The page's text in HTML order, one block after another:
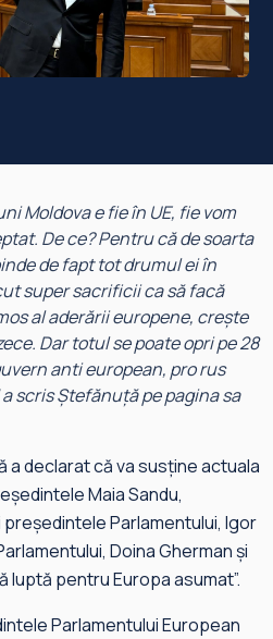
Moldova e fie în UE, fie vom
De ce? Pentru că de soarta
de fapt tot drumul ei în
super sacrificii ca să facă
al aderării europene, crește
Dar totul se poate opri pe 28
anti european, pro rus
a scris Ștefănuță pe pagina sa
a declarat că va susține actuala
Maia Sandu,
Parlamentului, Igor
Doina Gherman și
luptă pentru Europa asumat”.
Parlamentului European